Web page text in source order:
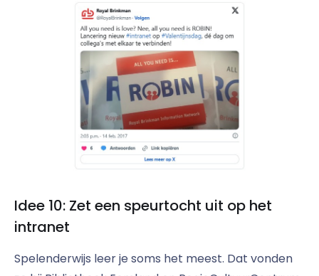
Idee 10: Zet een speurtocht uit op het
intranet
Spelenderwijs leer je soms het meest. Dat vonden